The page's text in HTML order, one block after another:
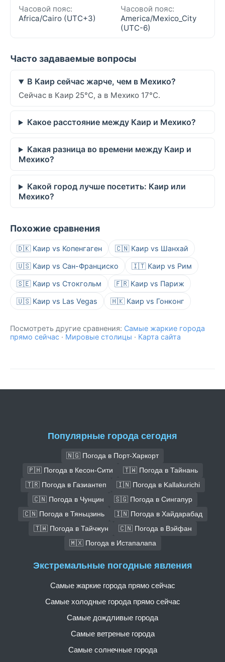
Часовой пояс:
Africa/Cairo (UTC+3)
Часовой пояс:
America/Mexico_City
(UTC-6)
Часто задаваемые вопросы
В Каир сейчас жарче, чем в Мехико?
Сейчас в Каир 25°C, а в Мехико 17°C.
Какое расстояние между Каир и Мехико?
Какая разница во времени между Каир и
Мехико?
Какой город лучше посетить: Каир или
Мехико?
Похожие сравнения
🇩🇰 Каир vs Копенгаген 🇨🇳 Каир vs Шанхай
🇺🇸 Каир vs Сан-Франциско 🇮🇹 Каир vs Рим
🇸🇪 Каир vs Стокгольм 🇫🇷 Каир vs Париж
🇺🇸 Каир vs Las Vegas 🇭🇰 Каир vs Гонконг
Посмотреть другие сравнения: Самые жаркие города
прямо сейчас · Мировые столицы · Карта сайта
Популярные города сегодня
🇳🇬 Погода в Порт-Харкорт
🇵🇭 Погода в Кесон-Сити
🇹🇼 Погода в Тайнань
🇹🇷 Погода в Газиантеп
🇮🇳 Погода в Kallakurichi
🇨🇳 Погода в Чунцин
🇸🇬 Погода в Сингапур
🇨🇳 Погода в Тяньцзинь
🇮🇳 Погода в Хайдарабад
🇹🇼 Погода в Тайчжун
🇨🇳 Погода в Вэйфан
🇲🇽 Погода в Истапалапа
Экстремальные погодные явления
Самые жаркие города прямо сейчас
Самые холодные города прямо сейчас
Самые дождливые города
Самые ветреные города
Самые солнечные города